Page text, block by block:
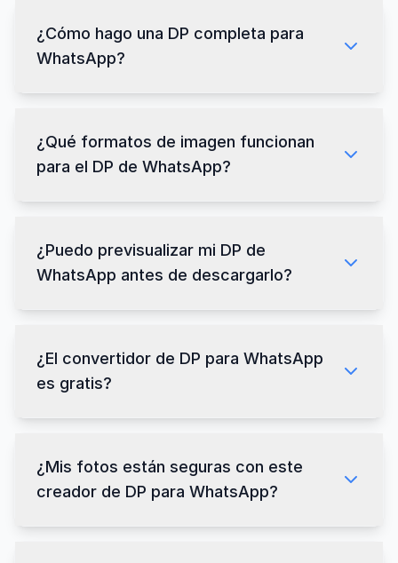
¿Cómo hago una DP completa para
WhatsApp?
¿Qué formatos de imagen funcionan
para el DP de WhatsApp?
¿Puedo previsualizar mi DP de
WhatsApp antes de descargarlo?
¿El convertidor de DP para WhatsApp
es gratis?
¿Mis fotos están seguras con este
creador de DP para WhatsApp?